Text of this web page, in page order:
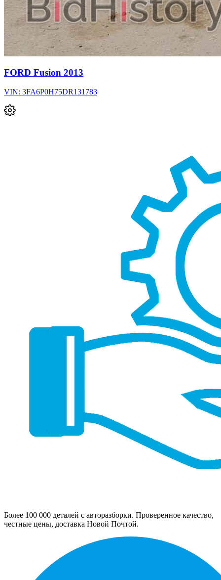
FORD Fusion 2013
VIN: 3FA6P0H75DR131783
Более 100 000 деталей с авторазборки. Проверенное качество,
честные цены, доставка Новой Почтой.